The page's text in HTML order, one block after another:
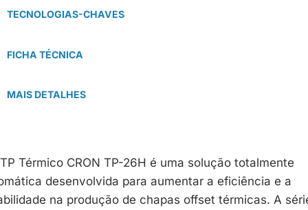
TECNOLOGIAS-CHAVES
FICHA TÉCNICA
MAIS DETALHES
Térmico CRON TP-26H é uma solução totalmente
desenvolvida para aumentar a eficiência e a
na produção de chapas offset térmicas. A